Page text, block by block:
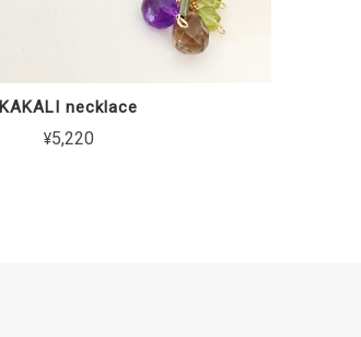
KAKALI necklace
¥5,220